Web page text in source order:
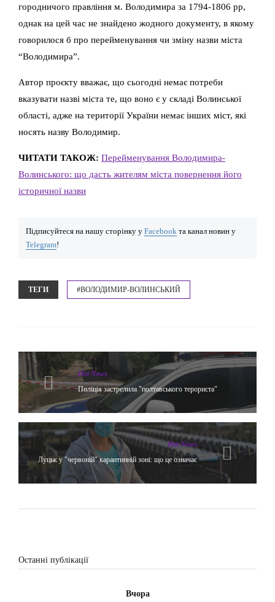
городничого правління м. Володимира за 1794-1806 рр,
однак на цей час не знайдено жодного документу, в якому
говорилося б про перейменування чи зміну назви міста
“Володимира”.
Автор проєкту вважає, що сьогодні немає потреби
вказувати назві міста те, що воно є у складі Волинської
області, адже на території України немає інших міст, які
носять назву Володимир.
ЧИТАТИ ТАКОЖ: Перейменування Володимира-
Волинського: що дасть жителям міста повернення його
історичної назви
Підписуйтеся на нашу сторінку у Facebook та канал новин у
Telegram!
ТЕГИ #ВОЛОДИМИР-ВОЛИНСЬКИЙ
Hot News
Поліція застрелила "полтавського терориста"
Hot News
Луцьк у "червоній" карантинній зоні: що це означає
Останні публікації
Вчора